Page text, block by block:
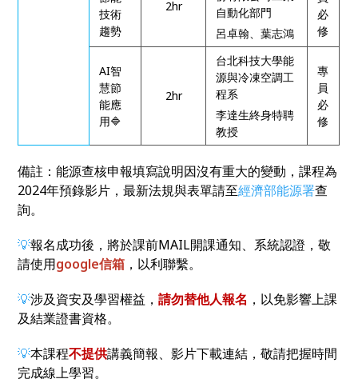
技術
趨勢
2hr
自動化部門
呂卓翰、葉志鴻
必
修
AI智
慧節
能應
用🔷
2hr
台北科技大學能
源與冷凍空調工
程系
李達生終身特聘
教授
專
員
必
修
備註：能源查核申報填寫說明因沒有重大的變動，課程為
2024年預錄影片，最新法規與表單請至經濟部能源署查
詢。
💡報名成功後，將於課前MAIL開課通知、系統認證，敬
請使用google信箱 ，以利聯繫。
💡涉及資安及學習權益，請勿替他人報名 ，以免影響上課
及結業證書資格。
💡本課程不提供講義簡報、影片下載連結，敬請把握時間
完成線上學習。